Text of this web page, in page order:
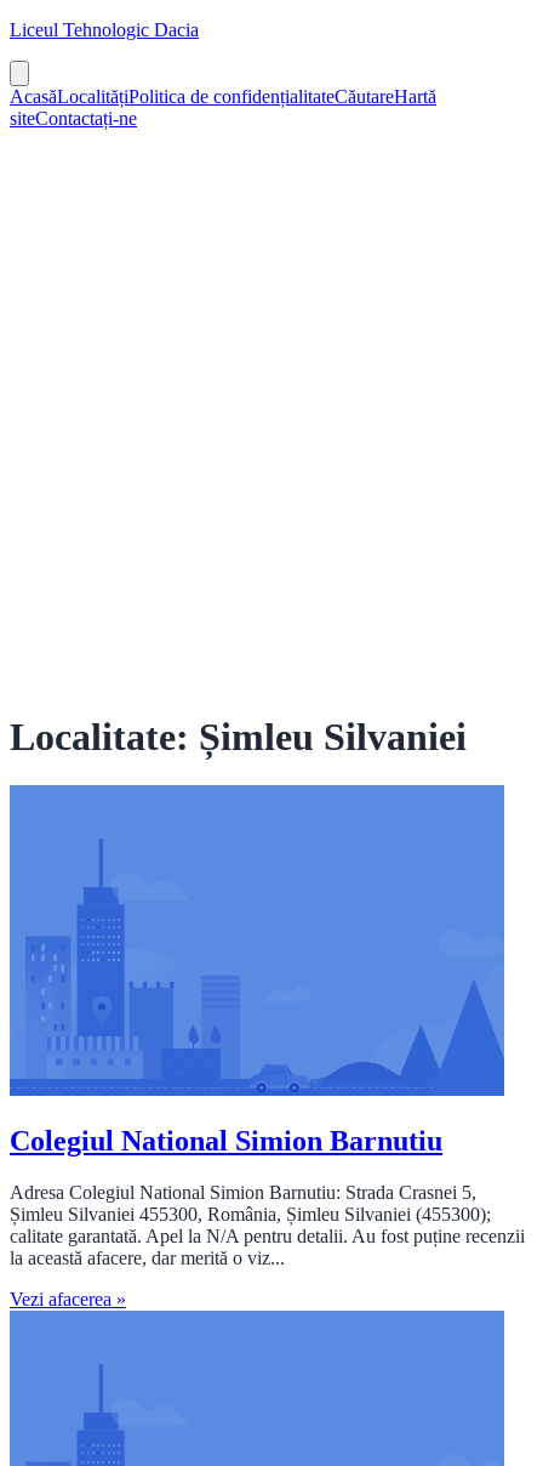
Liceul Tehnologic Dacia
AcasăLocalitățiPolitica de confidențialitateCăutareHartă
siteContactați-ne
Localitate: Șimleu Silvaniei
Colegiul National Simion Barnutiu
Adresa Colegiul National Simion Barnutiu: Strada Crasnei 5,
Șimleu Silvaniei 455300, România, Șimleu Silvaniei (455300);
calitate garantată. Apel la N/A pentru detalii. Au fost puține recenzii
la această afacere, dar merită o viz...
Vezi afacerea »